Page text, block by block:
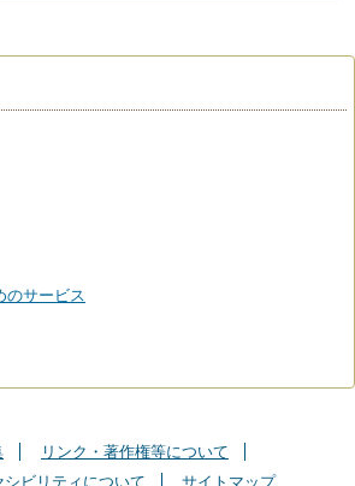
のサービス
リンク・著作権等について
ビリティについて
サイトマップ